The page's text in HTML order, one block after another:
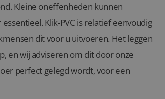
Kleine oneffenheden kunnen
Klik-PVC is relatief eenvoudig
dit voor u uitvoeren. Het leggen
en wij adviseren om dit door onze
perfect gelegd wordt, voor een